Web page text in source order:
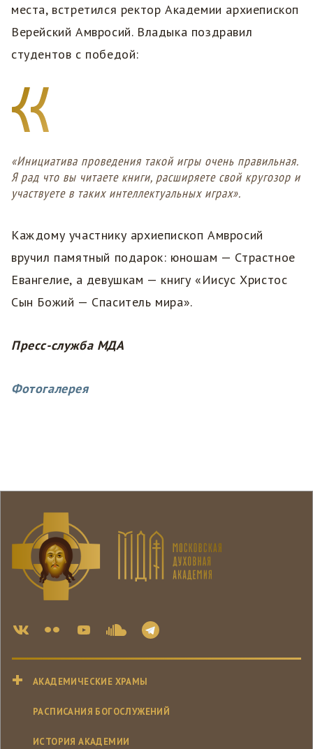
места, встретился ректор Академии архиепископ
Верейский Амвросий. Владыка поздравил
студентов с победой:
«Инициатива проведения такой игры очень правильная.
Я рад что вы читаете книги, расширяете свой кругозор и
участвуете в таких интеллектуальных играх».
Каждому участнику архиепископ Амвросий
вручил памятный подарок: юношам — Страстное
Евангелие, а девушкам — книгу «Иисус Христос
Сын Божий — Спаситель мира».
Пресс-служба МДА
Фотогалерея
АКАДЕМИЧЕСКИЕ ХРАМЫ
РАСПИСАНИЯ БОГОСЛУЖЕНИЙ
ИСТОРИЯ АКАДЕМИИ